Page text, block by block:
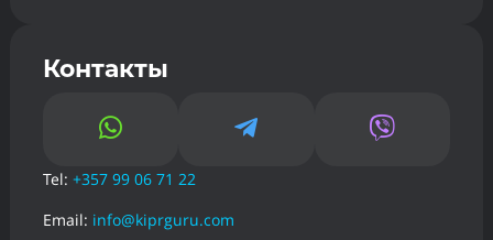
Контакты
  
Tel: +357 99 06 71 22
Email: info@kiprguru.com